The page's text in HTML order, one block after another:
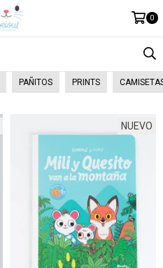
0
PAÑITOS PRINTS
NUEVO